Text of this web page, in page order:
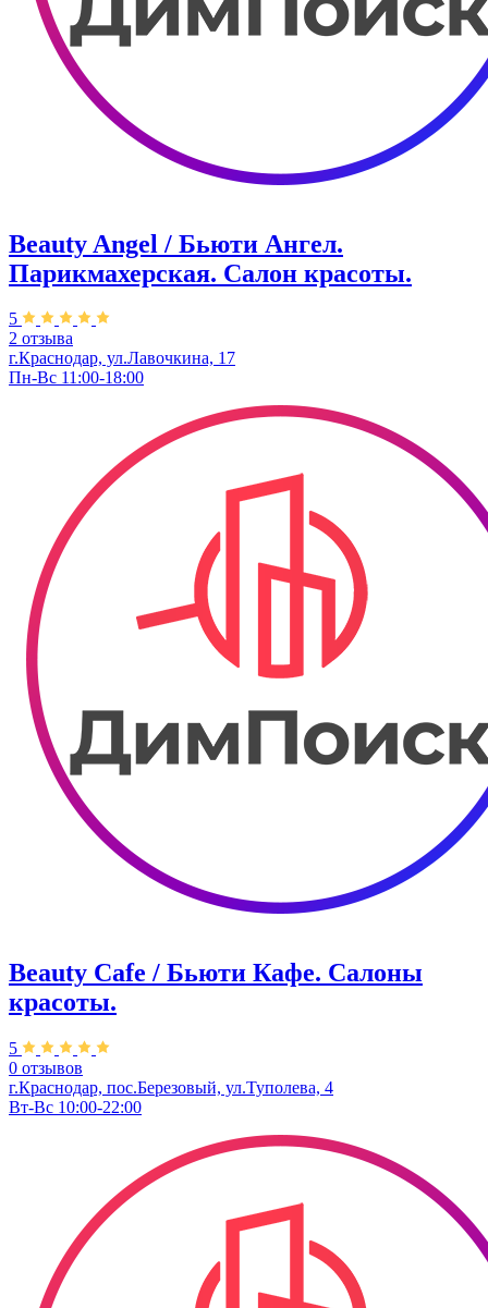
Beauty Angel / Бьюти Ангел.
Парикмахерская. Салон красоты.
5
2 отзыва
г.Краснодар, ул.Лавочкина, 17
Пн-Вс 11:00-18:00
Beauty Cafe / Бьюти Кафе. Салоны
красоты.
5
0 отзывов
г.Краснодар, пос.Березовый, ул.Туполева, 4
Вт-Вс 10:00-22:00